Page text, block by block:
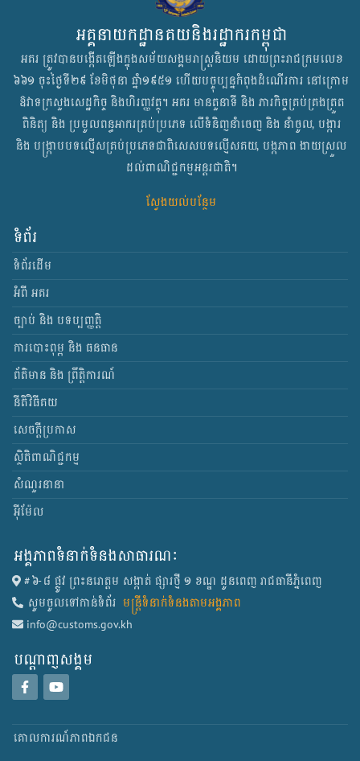
អគ្គនាយកដ្ឋានគយនិងរដ្ឋាករកម្ពុជា
អគរ ត្រូវបានបង្កើតឡើង​ក្នុងសម័យសង្គមរាស្ត្រនិយម​ ដោយ​ព្រះរាជក្រមលេខ
៦៦១ ចុះថ្ងៃទី២៩ ខែមិថុនា ឆ្នាំ១៩៥១ ហើយបច្ចុប្បន្នកំពុងដំណើរការ​ នៅក្រោម​
ឱវាទ​ក្រសួងសេដ្ឋកិច្ច និងហិរញ្ញវត្ថុ​។ អគរ មានតួនាទី និង ភារកិច្ច​គ្រប់គ្រងត្រួត
ពិនិត្យ និង ប្រមូលពន្ធអាករគ្រប់ប្រភេទ លើទំនិញនាំចេញ និង នាំចូល, បង្ការ
និង បង្ក្រាបបទល្មើសគ្រប់ប្រភេទជាពិសេសបទល្មើសគយ, បង្កភាព ងាយស្រួល
ដល់ពាណិជ្ជកម្មអន្តរជាតិ។
ស្វែងយល់បន្ថែម
ទំព័រ
ទំព័រដើម
អំពី អគរ
ច្បាប់ និង បទប្បញ្ញត្តិ
ការបោះពុម្ព និង ធនធាន
ព័ត៌មាន និង ព្រឹត្តិការណ៍
នីតិវិធីគយ
សេចក្តីប្រកាស
ស្ថិតិពាណិជ្ជកម្ម
សំណួរនានា
អ៊ីម៉ែល
អង្គភាពទំនាក់ទំនងសាធារណៈ
#៦-៨ ផ្លូវ ព្រះនរោត្តម សង្កាត់ ផ្សារថ្មី ១ ខណ្ឌ ដូនពេញ រាជធានីភ្នំពេញ
សូមចូលទៅកាន់ទំព័រ មន្ត្រីទំនាក់ទំនងតាមអង្គភាព
info@customs.gov.kh
បណ្ដាញ​សង្គម
គោលការណ៍​ភាព​ឯកជន